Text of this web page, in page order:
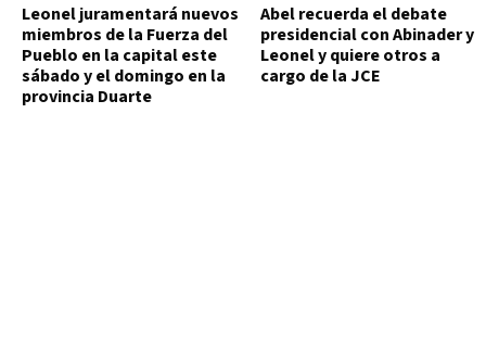
Leonel juramentará nuevos
miembros de la Fuerza del
Pueblo en la capital este
sábado y el domingo en la
provincia Duarte
Abel recuerda el debate
presidencial con Abinader y
Leonel y quiere otros a
cargo de la JCE